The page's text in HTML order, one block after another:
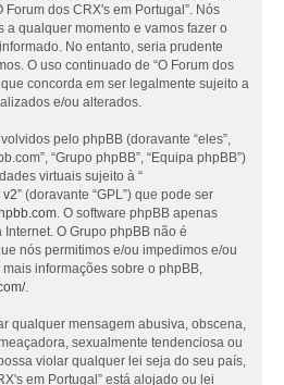
Forum dos CRX's em Portugal”. Nós
a qualquer momento e vamos fazer o
No entanto, seria prudente
O uso continuado de “O Forum dos
concorda em ser legalmente sujeito a
e/ou alterados.
pelo phpBB (doravante “eles”,
“Grupo phpBB”, “Equipa phpBB”)
virtuais sujeito à “
v2” (doravante “GPL”) que pode ser
. O software phpBB apenas
O Grupo phpBB não é
nós permitimos e/ou impedimos e/ou
informações sobre o phpBB,
.
qualquer mensagem abusiva, obscena,
sexualmente tendenciosa ou
violar qualquer lei seja do seu país,
em Portugal” está alojado ou lei